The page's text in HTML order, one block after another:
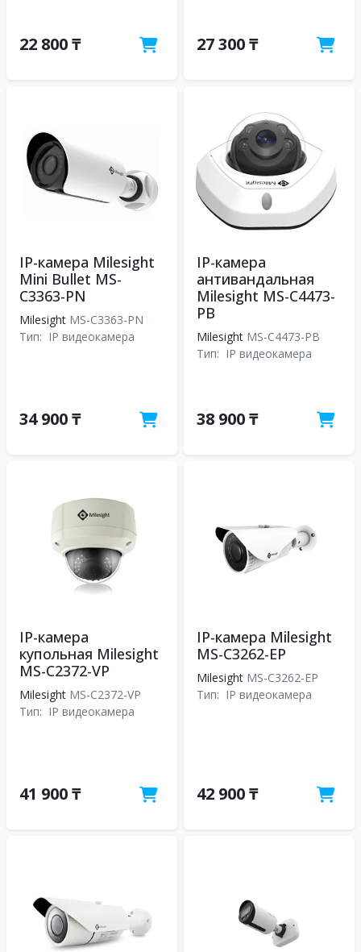
22 800 ₸ 27 300 ₸
IP-камера Milesight
Mini Bullet MS-
C3363-PN
Milesight MS-C3363-PN
Тип: IP видеокамера
34 900 ₸
IP-камера
антивандальная
Milesight MS-C4473-
PB
Milesight MS-C4473-PB
Тип: IP видеокамера
38 900 ₸
IP-камера
купольная Milesight
MS-C2372-VP
Milesight MS-C2372-VP
Тип: IP видеокамера
41 900 ₸
IP-камера Milesight
MS-C3262-EP
Milesight MS-C3262-EP
Тип: IP видеокамера
42 900 ₸